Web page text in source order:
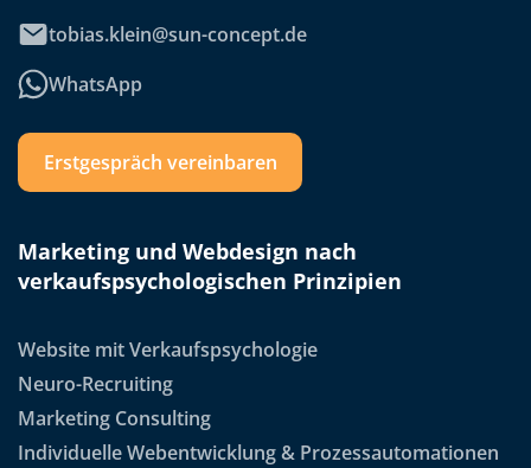
tobias.klein@sun-concept.de
WhatsApp
Erstgespräch vereinbaren
Marketing und Webdesign nach
verkaufspsychologischen Prinzipien
Website mit Verkaufspsychologie
Neuro-Recruiting
Marketing Consulting
Individuelle Webentwicklung & Prozessautomationen